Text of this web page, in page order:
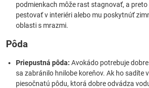
podmienkach môže rast stagnovať, a preto
pestovať v interiéri alebo mu poskytnúť
oblasti s mrazmi.
Pôda
Priepustná pôda: Avokádo potrebuje
sa zabránilo hnilobe koreňov. Ak ho sadíte
piesočnatú pôdu, ktorá dobre odvádza